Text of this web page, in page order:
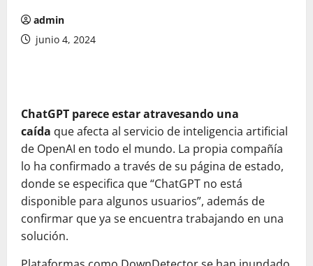
admin
junio 4, 2024
ChatGPT parece estar atravesando una
caída que afecta al servicio de inteligencia artificial
de OpenAI en todo el mundo. La propia compañía
lo ha confirmado a través de su página de estado,
donde se especifica que “ChatGPT no está
disponible para algunos usuarios”, además de
confirmar que ya se encuentra trabajando en una
solución.